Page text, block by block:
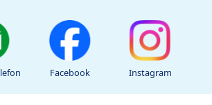
Facebook Instagram